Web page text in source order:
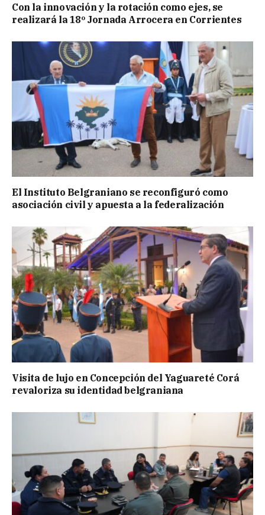
Con la innovación y la rotación como ejes, se
realizará la 18º Jornada Arrocera en Corrientes
El Instituto Belgraniano se reconfiguró como
asociación civil y apuesta a la federalización
Visita de lujo en Concepción del Yaguareté Corá
revaloriza su identidad belgraniana